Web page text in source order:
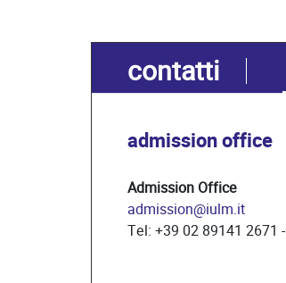
contatti
admission office
Admission Office
admission@iulm.it
Tel: +39 02 89141 2671